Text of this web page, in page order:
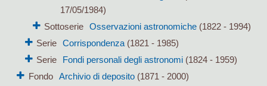
17/05/1984)
Sottoserie
Osservazioni astronomiche (1822 - 1994)
Serie Corrispondenza(1821 - 1985)
Serie
Fondi personali degli astronomi(1824 - 1959)
Fondo
Archivio di deposito(1871 - 2000)